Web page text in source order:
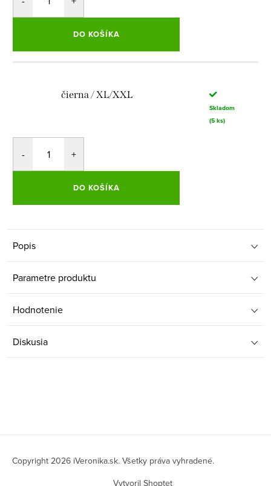
DO KOŠÍKA
čierna / XL/XXL
Skladom
(5 ks)
DO KOŠÍKA
Popis
Parametre produktu
Hodnotenie
Diskusia
Vytvoril Shoptet
Copyright 2026 iVeronika.sk. Všetky práva vyhradené.